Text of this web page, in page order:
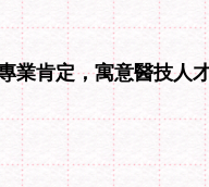
肯定，寓意醫技人